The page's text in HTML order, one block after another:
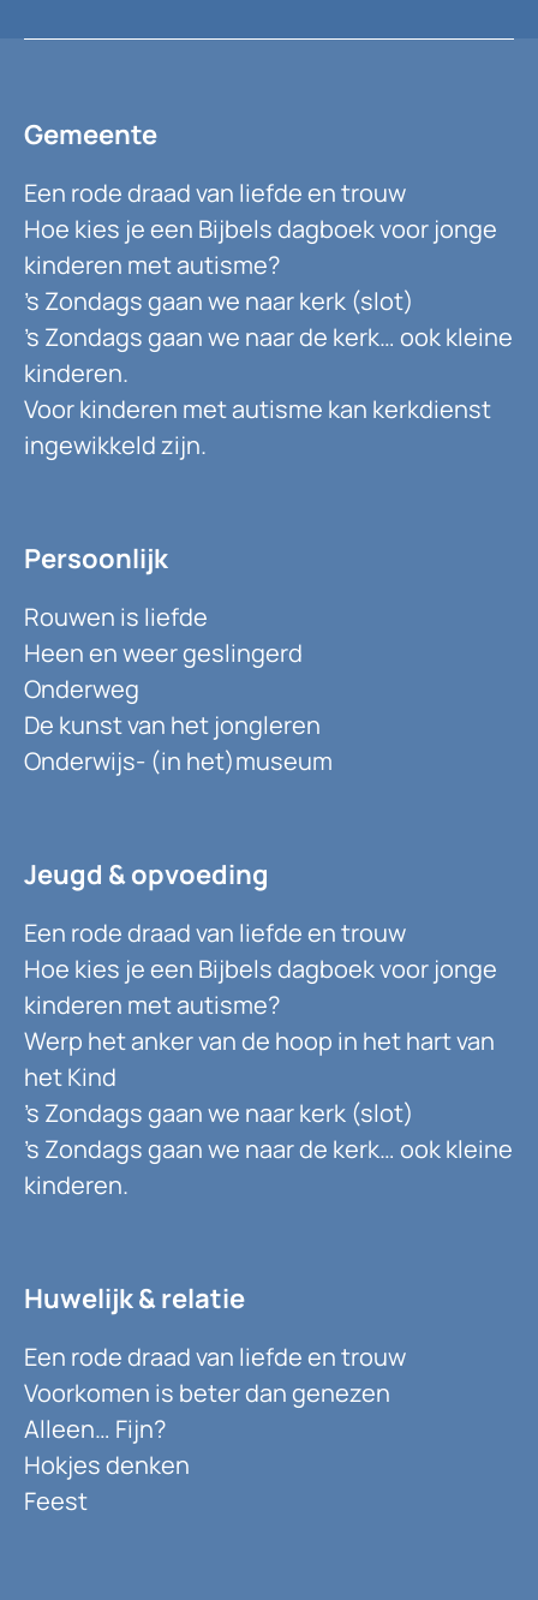
Gemeente
Een rode draad van liefde en trouw
Hoe kies je een Bijbels dagboek voor jonge
kinderen met autisme?
’s Zondags gaan we naar kerk (slot)
’s Zondags gaan we naar de kerk… ook kleine
kinderen.
Voor kinderen met autisme kan kerkdienst
ingewikkeld zijn.
Persoonlijk
Rouwen is liefde
Heen en weer geslingerd
Onderweg
De kunst van het jongleren
Onderwijs- (in het)museum
Jeugd & opvoeding
Een rode draad van liefde en trouw
Hoe kies je een Bijbels dagboek voor jonge
kinderen met autisme?
Werp het anker van de hoop in het hart van
het Kind
’s Zondags gaan we naar kerk (slot)
’s Zondags gaan we naar de kerk… ook kleine
kinderen.
Huwelijk & relatie
Een rode draad van liefde en trouw
Voorkomen is beter dan genezen
Alleen… Fijn?
Hokjes denken
Feest